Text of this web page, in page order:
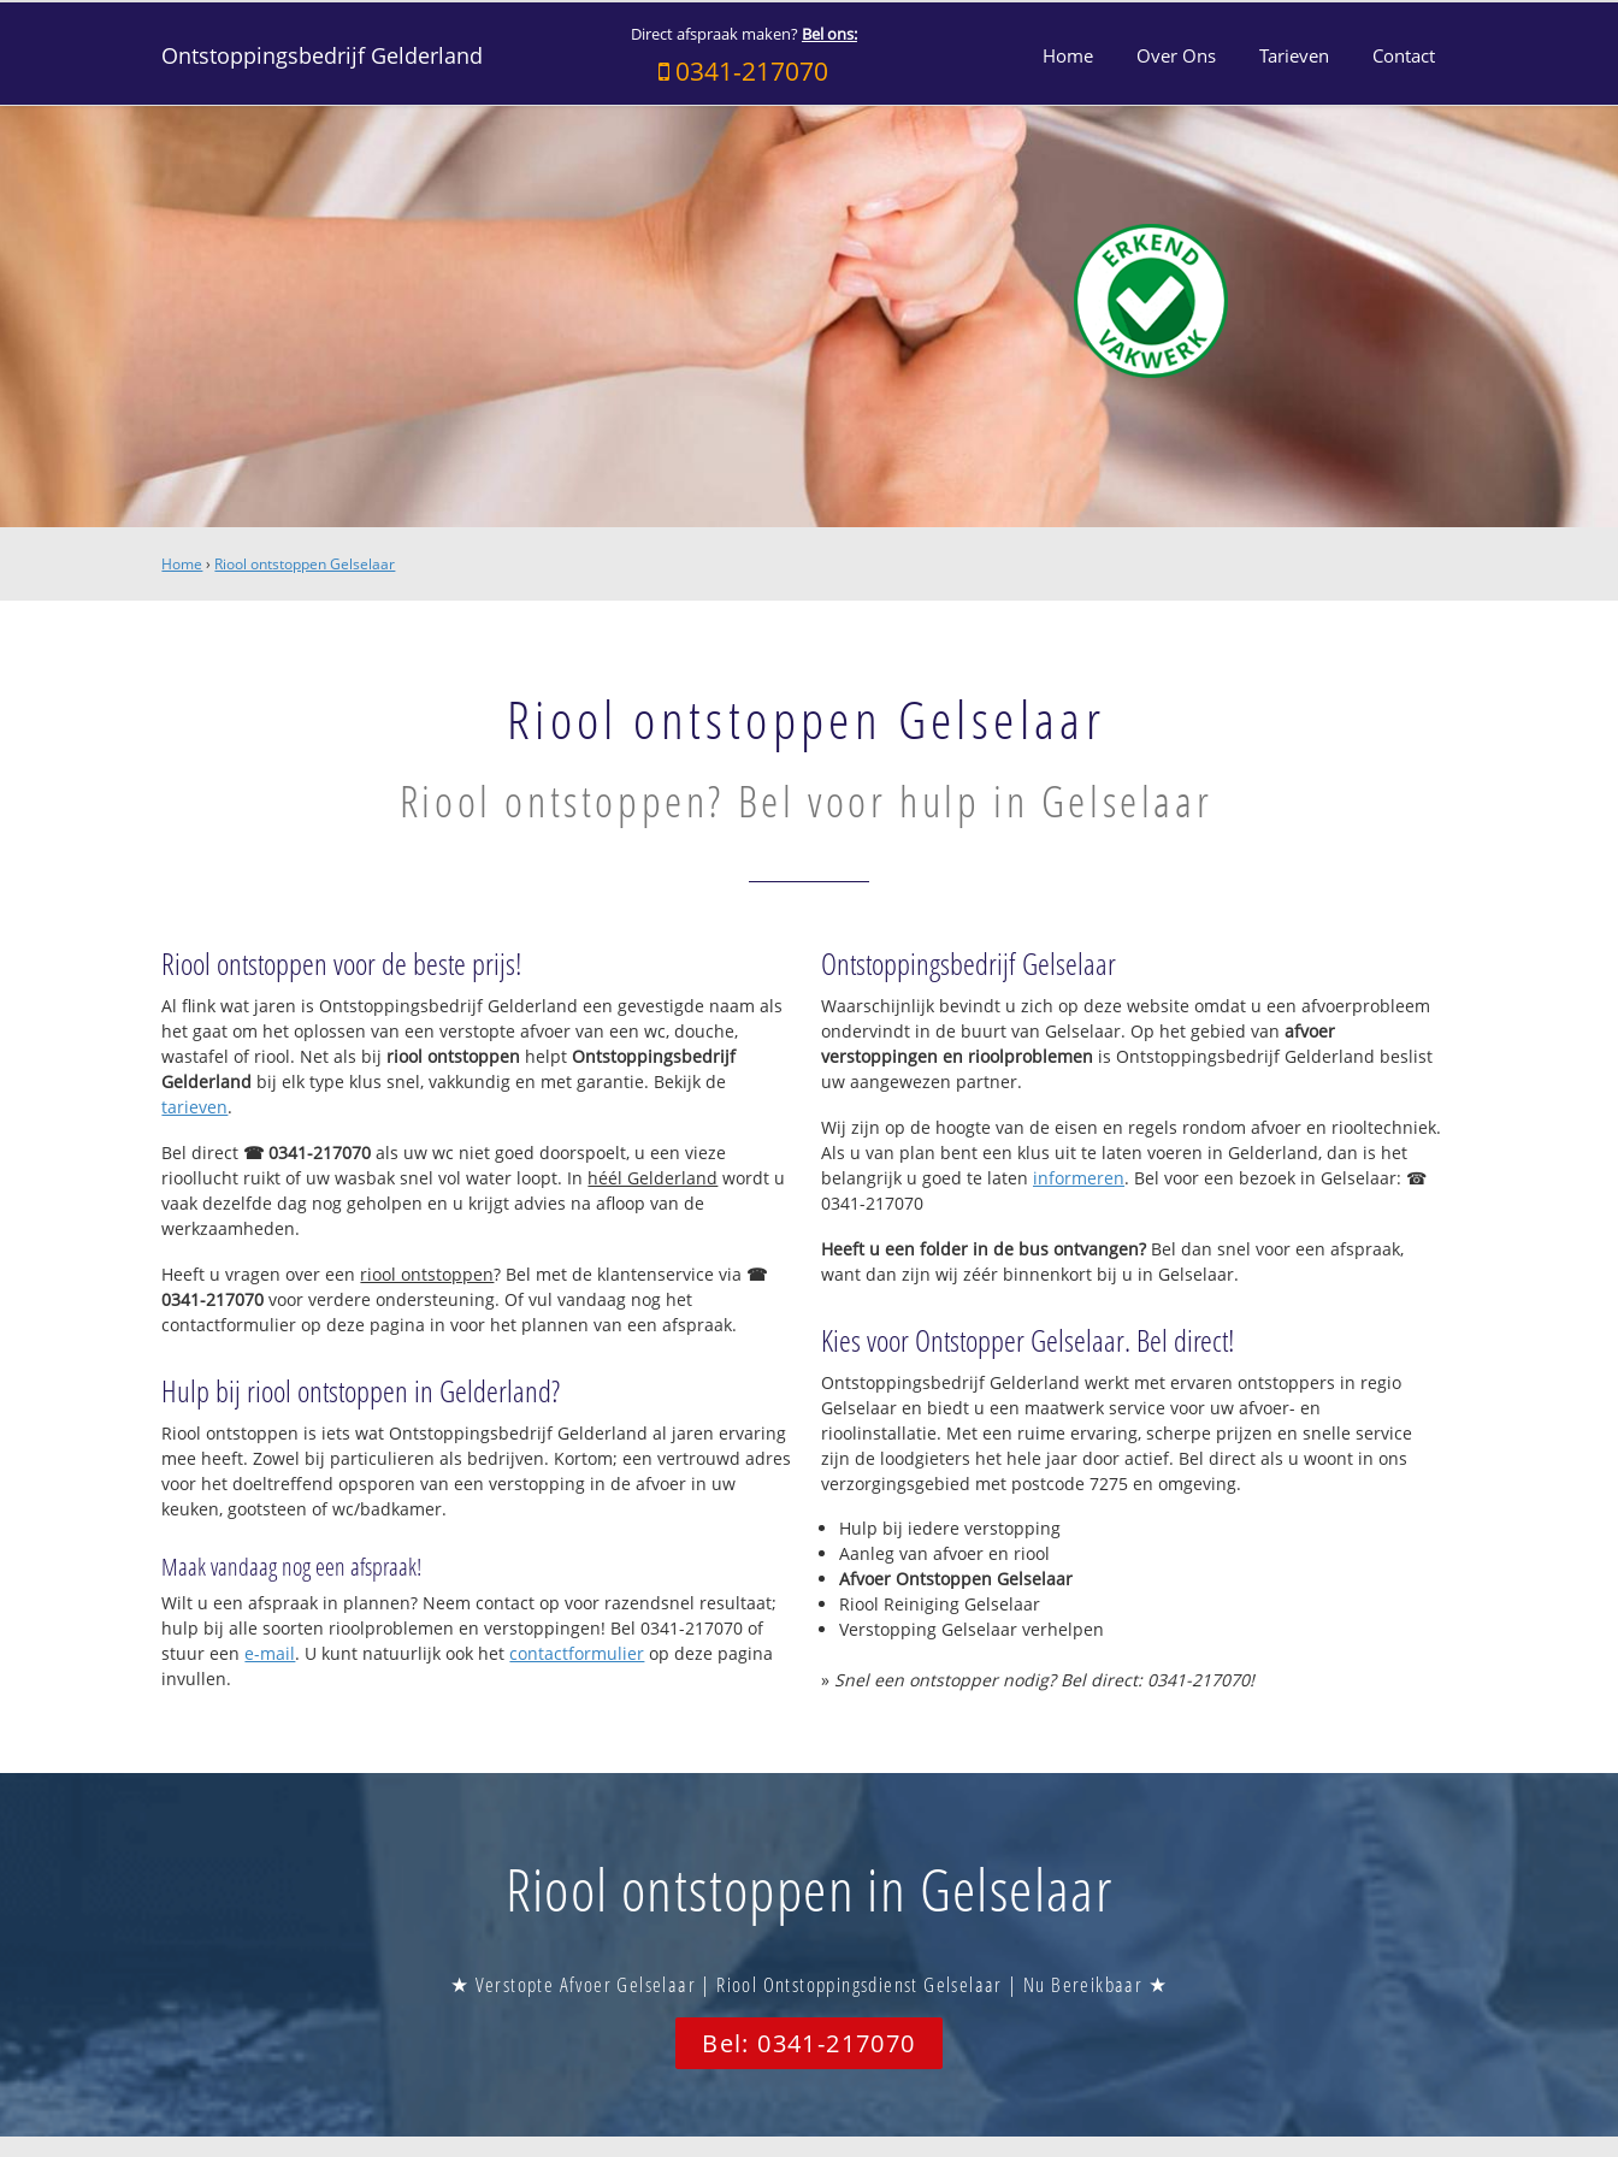
Ontstoppingsbedrijf Gelderland
Direct afspraak maken? Bel ons:
0341-217070 Home Over Ons Tarieven Contact
Home › Riool ontstoppen Gelselaar
Riool ontstoppen Gelselaar
Riool ontstoppen? Bel voor hulp in Gelselaar
Riool ontstoppen voor de beste prijs!
Al flink wat jaren is Ontstoppingsbedrijf Gelderland een gevestigde naam als
het gaat om het oplossen van een verstopte afvoer van een wc, douche,
wastafel of riool. Net als bij riool ontstoppen helptOntstoppingsbedrijf
Gelderland bij elk type klus snel, vakkundig en met garantie. Bekijk de
tarieven.
Bel direct ☎ 0341-217070 als uw wc niet goed doorspoelt, u een vieze
rioollucht ruikt of uw wasbak snel vol water loopt. In héél Gelderland wordt u
vaak dezelfde dag nog geholpen en u krijgt advies na afloop van de
werkzaamheden.
Heeft u vragen over een riool ontstoppen? Bel met de klantenservice via ☎
0341-217070 voor verdere ondersteuning. Of vul vandaag nog het
contactformulier op deze pagina in voor het plannen van een afspraak.
Hulp bij riool ontstoppen in Gelderland?
Riool ontstoppen is iets wat Ontstoppingsbedrijf Gelderland al jaren ervaring
mee heeft. Zowel bij particulieren als bedrijven. Kortom; een vertrouwd adres
voor het doeltreffend opsporen van een verstopping in de afvoer in uw
keuken, gootsteen of wc/badkamer.
Maak vandaag nog een afspraak!
Wilt u een afspraak in plannen? Neem contact op voor razendsnel resultaat;
hulp bij alle soorten rioolproblemen en verstoppingen! Bel 0341-217070 of
stuur eene-mail. U kunt natuurlijk ook hetcontactformulier op deze pagina
invullen.
Ontstoppingsbedrijf Gelselaar
Waarschijnlijk bevindt u zich op deze website omdat u een afvoerprobleem
ondervindt in de buurt van Gelselaar. Op het gebied van afvoer
verstoppingen en rioolproblemen is Ontstoppingsbedrijf Gelderland beslist
uw aangewezen partner.
Wij zijn op de hoogte van de eisen en regels rondom afvoer en riooltechniek.
Als u van plan bent een klus uit te laten voeren in Gelderland, dan is het
belangrijk u goed te laten informeren. Bel voor een bezoek in Gelselaar: ☎
0341-217070
Heeft u een folder in de bus ontvangen?Bel dan snel voor een afspraak,
want dan zijn wij zéér binnenkort bij u in Gelselaar.
Kies voor Ontstopper Gelselaar. Bel direct!
Ontstoppingsbedrijf Gelderland werkt met ervaren ontstoppers in regio
Gelselaar en biedt u een maatwerk service voor uw afvoer- en
rioolinstallatie. Met een ruime ervaring, scherpe prijzen en snelle service
zijn de loodgieters het hele jaar door actief. Bel direct als u woont in ons
verzorgingsgebied met postcode 7275 en omgeving.
Hulp bij iedere verstopping
Aanleg van afvoer en riool
Afvoer Ontstoppen Gelselaar
Riool Reiniging Gelselaar
Verstopping Gelselaar verhelpen
» Snel een ontstopper nodig? Bel direct: 0341-217070!
Riool ontstoppen in Gelselaar
★ Verstopte Afvoer Gelselaar | Riool Ontstoppingsdienst Gelselaar | Nu Bereikbaar ★
Bel: 0341-217070